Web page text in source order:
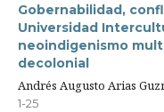
Gobernabilidad,
Universidad
neoindigenismo
decolonial
Andrés Augusto Arias
1-25